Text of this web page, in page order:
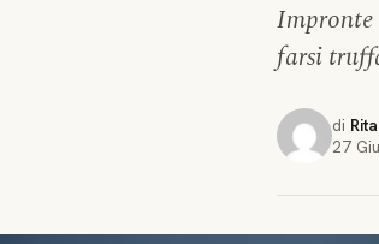
Impronte
farsi
di
27